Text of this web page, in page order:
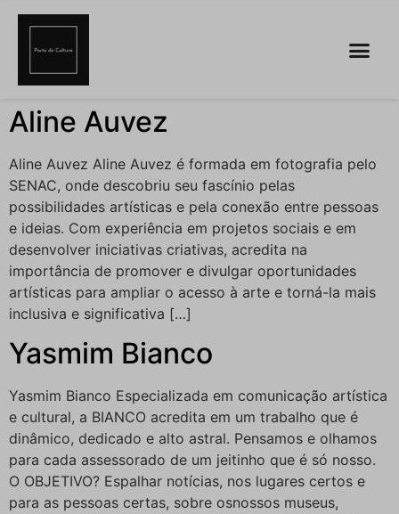
Aline Auvez
Aline Auvez Aline Auvez é formada em fotografia pelo
SENAC, onde descobriu seu fascínio pelas
possibilidades artísticas e pela conexão entre pessoas
e ideias. Com experiência em projetos sociais e em
desenvolver iniciativas criativas, acredita na
importância de promover e divulgar oportunidades
artísticas para ampliar o acesso à arte e torná-la mais
inclusiva e significativa […]
Yasmim Bianco
Yasmim Bianco Especializada em comunicação artística
e cultural, a BIANCO acredita em um trabalho que é
dinâmico, dedicado e alto astral. Pensamos e olhamos
para cada assessorado de um jeitinho que é só nosso.
O OBJETIVO? Espalhar notícias, nos lugares certos e
para as pessoas certas, sobre osnossos museus,